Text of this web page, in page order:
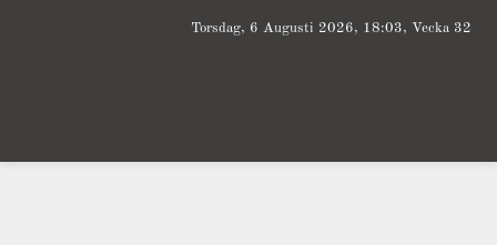
Torsdag, 6 Augusti 2026, 18:03, Vecka 32